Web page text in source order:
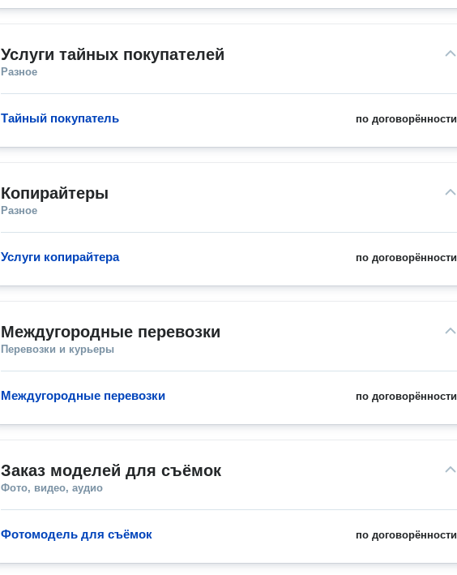
Услуги тайных покупателей
Разное
по договорённости
Тайный покупатель
Копирайтеры
Разное
по договорённости
Услуги копирайтера
Междугородные перевозки
Перевозки и курьеры
по договорённости
Междугородные перевозки
Заказ моделей для съёмок
Фото, видео, аудио
по договорённости
Фотомодель для съёмок